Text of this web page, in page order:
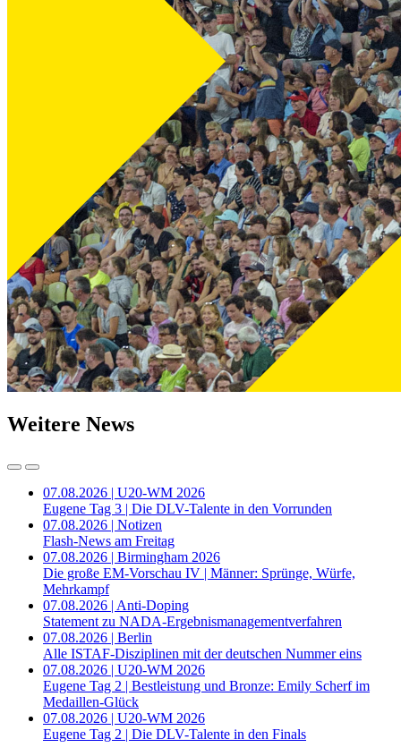
Weitere News
07.08.2026 | U20-WM 2026
Eugene Tag 3 | Die DLV-Talente in den Vorrunden
07.08.2026 | Notizen
Flash-News am Freitag
07.08.2026 | Birmingham 2026
Die große EM-Vorschau IV | Männer: Sprünge, Würfe,
Mehrkampf
07.08.2026 | Anti-Doping
Statement zu NADA-Ergebnismanagementverfahren
07.08.2026 | Berlin
Alle ISTAF-Disziplinen mit der deutschen Nummer eins
07.08.2026 | U20-WM 2026
Eugene Tag 2 | Bestleistung und Bronze: Emily Scherf im
Medaillen-Glück
07.08.2026 | U20-WM 2026
Eugene Tag 2 | Die DLV-Talente in den Finals